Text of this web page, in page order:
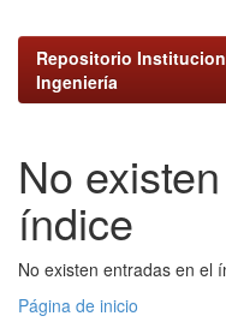
Repositorio
Ingeniería
No
índice
No existen entradas en el
Página de inicio